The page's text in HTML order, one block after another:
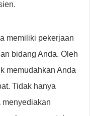
memiliki pekerjaan
bidang Anda. Oleh
memudahkan Anda
Tidak hanya
menyediakan